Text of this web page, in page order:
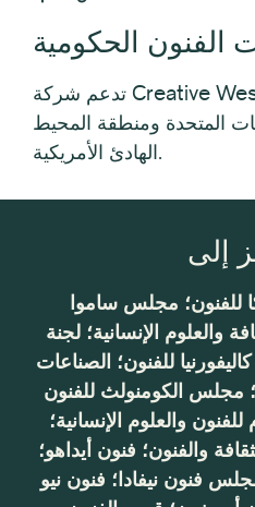
الفنون الحكومية
تدعم شركة Creative West أعمال 16 وكالة فنية
المتحدة ومنطقة المحيط
الهادئ الأمريكية.
إلى
بفضل العلاقة طويلة
الوطنية، تعد شركة
Creative West وسيطًا وقائدًا متجاوبًا مع وكالات